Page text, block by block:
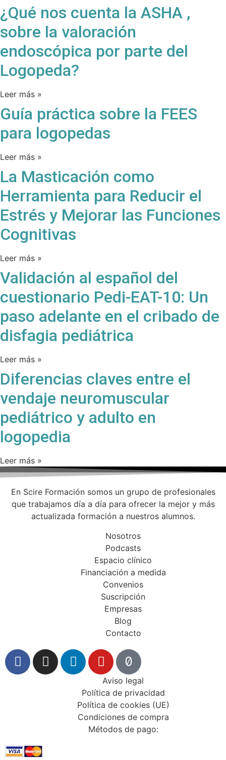
¿Qué nos cuenta la ASHA ,
sobre la valoración
endoscópica por parte del
Logopeda?
Leer más »
Guía práctica sobre la FEES
para logopedas
Leer más »
La Masticación como
Herramienta para Reducir el
Estrés y Mejorar las Funciones
Cognitivas
Leer más »
Validación al español del
cuestionario Pedi-EAT-10: Un
paso adelante en el cribado de
disfagia pediátrica
Leer más »
Diferencias claves entre el
vendaje neuromuscular
pediátrico y adulto en
logopedia
Leer más »
En Scire Formación somos un grupo de profesionales
que trabajamos día a día para ofrecer la mejor y más
actualizada formación a nuestros alumnos.
Nosotros
Podcasts
Espacio clínico
Financiación a medida
Convenios
Suscripción
Empresas
Blog
Contacto
Aviso legal
Política de privacidad
Política de cookies (UE)
Condiciones de compra
Métodos de pago: